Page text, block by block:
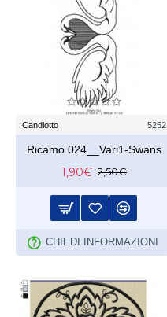
Candiotto 5252
Ricamo 024__Vari1-Swans
1,90€ 2,50€
CHIEDI INFORMAZIONI